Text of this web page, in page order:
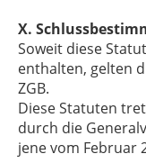
X.
Soweit diese
enthalten, gelten
ZGB.
Diese Statuten
durch die
jene vom Februar